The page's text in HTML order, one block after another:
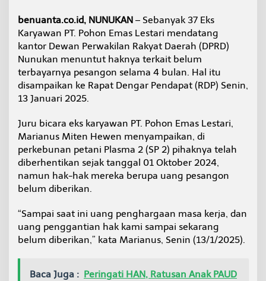
g
a
d
u
k
D
P
N
u
n
u
k
a
benuanta.co.id, NUNUKAN – Sebanyak 37 Eks
Karyawan PT. Pohon Emas Lestari mendatang
kantor Dewan Perwakilan Rakyat Daerah (DPRD)
Nunukan menuntut haknya terkait belum
terbayarnya pesangon selama 4 bulan. Hal itu
disampaikan ke Rapat Dengar Pendapat (RDP) Senin,
13 Januari 2025.
Juru bicara eks karyawan PT. Pohon Emas Lestari,
Marianus Miten Hewen menyampaikan, di
perkebunan petani Plasma 2 (SP 2) pihaknya telah
diberhentikan sejak tanggal 01 Oktober 2024,
namun hak-hak mereka berupa uang pesangon
belum diberikan.
“Sampai saat ini uang penghargaan masa kerja, dan
uang penggantian hak kami sampai sekarang
belum diberikan,” kata Marianus, Senin (13/1/2025).
Baca Juga : Peringati HAN, Ratusan Anak PAUD